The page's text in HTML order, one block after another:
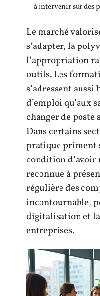
à intervenir sur des
Le marché
s’adapter, la
l’appropriation
outils. Les
s’adressent
d’emploi qu’aux
changer de poste
Dans certains
pratique priment
condition
reconnue à
régulière des
incontournable,
digitalisation et
entreprises.